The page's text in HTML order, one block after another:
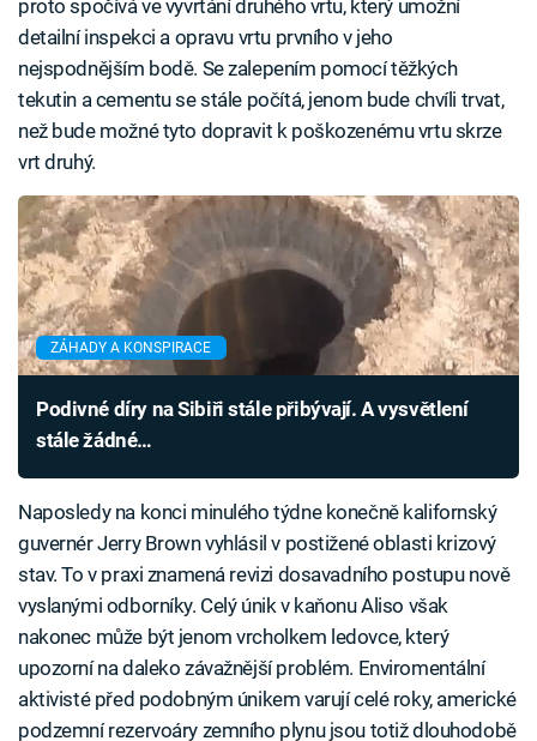
proto spočívá ve vyvrtání druhého vrtu, který umožní
detailní inspekci a opravu vrtu prvního v jeho
nejspodnějším bodě. Se zalepením pomocí těžkých
tekutin a cementu se stále počítá, jenom bude chvíli trvat,
než bude možné tyto dopravit k poškozenému vrtu skrze
vrt druhý.
ZÁHADY A KONSPIRACE
Podivné díry na Sibiři stále přibývají. A vysvětlení
stále žádné…
Naposledy na konci minulého týdne konečně kalifornský
guvernér Jerry Brown vyhlásil v postižené oblasti krizový
stav. To v praxi znamená revizi dosavadního postupu nově
vyslanými odborníky. Celý únik v kaňonu Aliso však
nakonec může být jenom vrcholkem ledovce, který
upozorní na daleko závažnější problém. Enviromentální
aktivisté před podobným únikem varují celé roky, americké
podzemní rezervoáry zemního plynu jsou totiž dlouhodobě